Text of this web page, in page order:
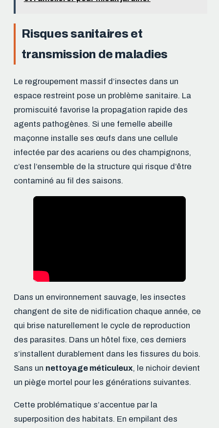
Risques sanitaires et
transmission de maladies
Le regroupement massif d’insectes dans un
espace restreint pose un problème sanitaire. La
promiscuité favorise la propagation rapide des
agents pathogènes. Si une femelle abeille
maçonne installe ses œufs dans une cellule
infectée par des acariens ou des champignons,
c’est l’ensemble de la structure qui risque d’être
contaminé au fil des saisons.
Dans un environnement sauvage, les insectes
changent de site de nidification chaque année, ce
qui brise naturellement le cycle de reproduction
des parasites. Dans un hôtel fixe, ces derniers
s’installent durablement dans les fissures du bois.
Sans un nettoyage méticuleux, le nichoir devient
un piège mortel pour les générations suivantes.
Cette problématique s’accentue par la
superposition des habitats. En empilant des